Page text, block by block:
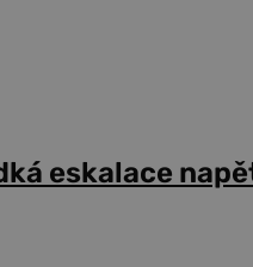
eskalace